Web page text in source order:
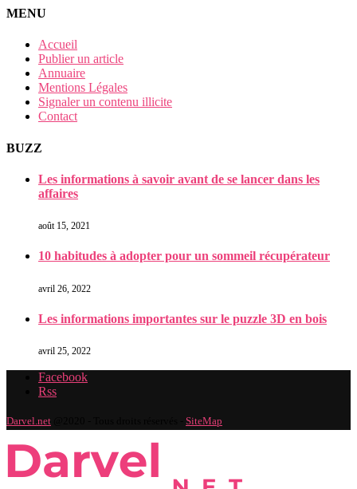
MENU
Accueil
Publier un article
Annuaire
Mentions Légales
Signaler un contenu illicite
Contact
BUZZ
Les informations à savoir avant de se lancer dans les
affaires
août 15, 2021
10 habitudes à adopter pour un sommeil récupérateur
avril 26, 2022
Les informations importantes sur le puzzle 3D en bois
avril 25, 2022
Facebook
Rss
Darvel.net SiteMap